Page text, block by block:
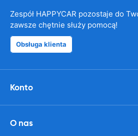
Zespół HAPPYCAR pozostaje do
zawsze chętnie służy pomocą!
Obsługa klienta
Konto
O nas